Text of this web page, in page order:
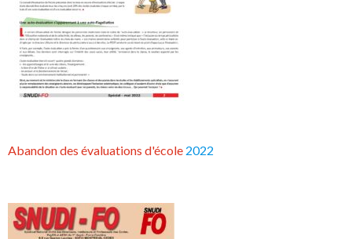
Abandon des évaluations d'école 2022